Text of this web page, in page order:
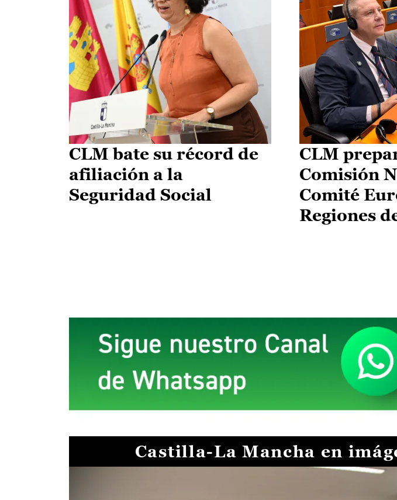
CLM bate su récord de
afiliación a la
Seguridad Social
CLM
Comisión
Comité
Regiones
Castilla-La Mancha en